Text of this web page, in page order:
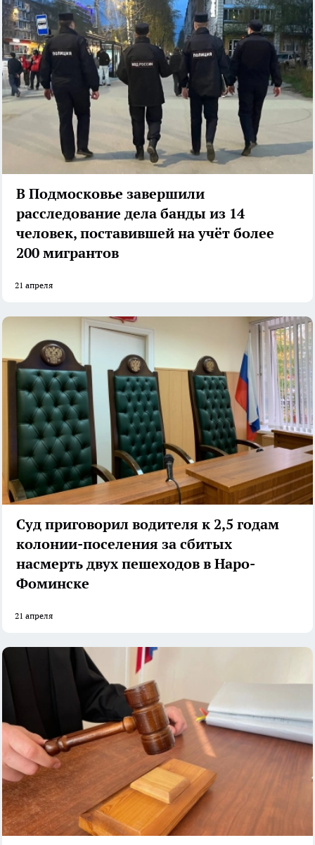
В Подмосковье завершили
расследование дела банды из 14
человек, поставившей на учёт более
200 мигрантов
21 апреля
Суд приговорил водителя к 2,5 годам
колонии-поселения за сбитых
насмерть двух пешеходов в Наро-
Фоминске
21 апреля